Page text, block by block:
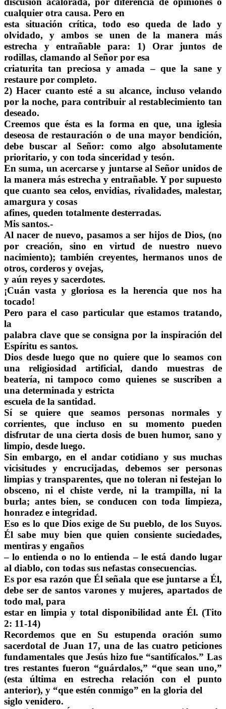
cualquier otra causa. Pero en
esta situación crítica, todo eso queda de lado y
olvidado, y ambos se unen de la manera más
estrecha y entrañable para: 1) Orar juntos de
rodillas, clamando al Señor por esa
criaturita tan preciosa y amada – que la sane y
restaure por completo.
2) Hacer cuanto esté a su alcance, incluso velando
por la noche, para contribuir al restablecimiento tan
deseado.
Creemos que ésta es la forma en que, una iglesia
deseosa de restauración o de una mayor bendición,
debe buscar al Señor: como algo absolutamente
prioritario, y con toda sinceridad y tesón.
En suma, un acercarse y juntarse al Señor unidos de
la manera más estrecha y entrañable. Y por supuesto
que cuanto sea celos, envidias, rivalidades, malestar,
amargura y cosas
afines, queden totalmente desterradas.
Mis santos.-
Al nacer de nuevo, pasamos a ser hijos de Dios, (no
por creación, sino en virtud de nuestro nuevo
nacimiento); también creyentes, hermanos unos de
otros, corderos y ovejas,
y aún reyes y sacerdotes.
¡Cuán vasta y gloriosa es la herencia que nos ha
tocado!
Pero para el caso particular que estamos tratando,
la
palabra clave que se consigna por la inspiración del
Espíritu es santos.
Dios desde luego que no quiere que lo seamos con
una religiosidad artificial, dando muestras de
beatería, ni tampoco como quienes se suscriben a
una determinada y estricta
escuela de la santidad.
Sí se quiere que seamos personas normales y
corrientes, que incluso en su momento pueden
disfrutar de una cierta dosis de buen humor, sano y
limpio, desde luego.
Sin embargo, en el andar cotidiano y sus muchas
vicisitudes y encrucijadas, debemos ser personas
limpias y transparentes, que no toleran ni festejan lo
obsceno, ni el chiste verde, ni la trampilla, ni la
burla; antes bien, se conducen con toda limpieza,
honradez e integridad.
Eso es lo que Dios exige de Su pueblo, de los Suyos.
Él sabe muy bien que quien consiente suciedades,
mentiras y engaños
– lo entienda o no lo entienda – le está dando lugar
al diablo, con todas sus nefastas consecuencias.
Es por esa razón que Él señala que ese juntarse a Él,
debe ser de santos varones y mujeres, apartados de
todo mal, para
estar en limpia y total disponibilidad ante Él. (Tito
2: 11-14)
Recordemos que en Su estupenda oración sumo
sacerdotal de Juan 17, una de las cuatro peticiones
fundamentales que Jesús hizo fue “santifícalos.” Las
tres restantes fueron “guárdalos,” “que sean uno,”
(esta última en estrecha relación con el punto
anterior), y “que estén conmigo” en la gloria del
siglo venidero.